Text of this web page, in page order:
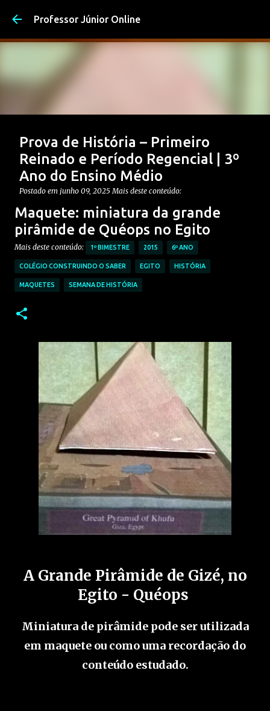
Professor Júnior Online
Postagem em destaque
Prova de História – Primeiro
Reinado e Período Regencial | 3º
Ano do Ensino Médio
Postado em junho 09, 2025Mais deste conteúdo:
CONTEÚDO: PRIMEIRO REINADO ENSINO MÉDIO
PROVAS DE HISTÓRIA MÉDIO
0
Maquete: miniatura da grande
pirâmide de Quéops no Egito
Mais deste conteúdo: 1º BIMESTRE 2015 6º ANO
COLÉGIO CONSTRUINDO O SABER EGITO HISTÓRIA
MAQUETES SEMANA DE HISTÓRIA
A Grande Pirâmide de Gizé, no
Egito - Quéops
Miniatura de pirâmide pode ser utilizada
em maquete ou como uma recordação do
conteúdo estudado.